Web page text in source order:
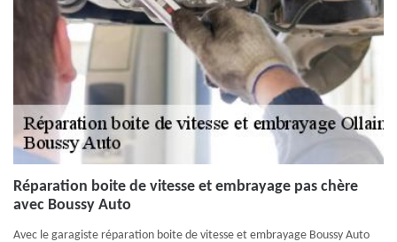
Réparation boite de vitesse et embrayage pas chère
avec Boussy Auto
Avec le garagiste réparation boite de vitesse et embrayage Boussy Auto